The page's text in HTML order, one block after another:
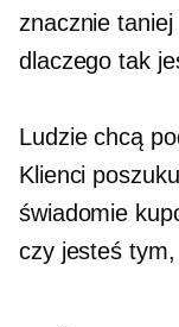
znacznie
dlaczego tak
Ludzie chcą
Klienci
świadomie
czy jesteś